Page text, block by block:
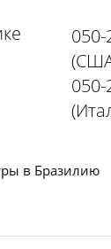
050-
в Бразилию